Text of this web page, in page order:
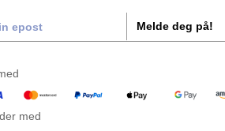
Melde deg på!
med